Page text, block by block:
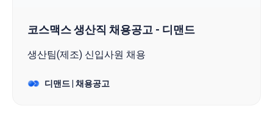
코스맥스 생산직 채용공고 - 디맨드
생산팀(제조) 신입사원 채용
디맨드 | 채용공고